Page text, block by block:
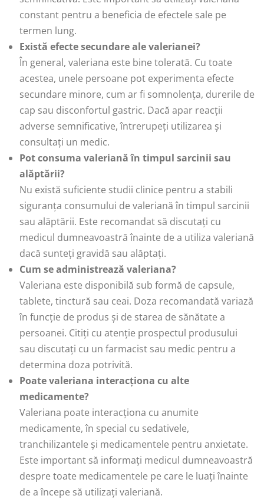
constant pentru a beneficia de efectele sale pe
termen lung.
Există efecte secundare ale valerianei?
În general, valeriana este bine tolerată. Cu toate
acestea, unele persoane pot experimenta efecte
secundare minore, cum ar fi somnolența, durerile de
cap sau disconfortul gastric. Dacă apar reacții
adverse semnificative, întrerupeți utilizarea și
consultați un medic.
Pot consuma valeriană în timpul sarcinii sau
alăptării?
Nu există suficiente studii clinice pentru a stabili
siguranța consumului de valeriană în timpul sarcinii
sau alăptării. Este recomandat să discutați cu
medicul dumneavoastră înainte de a utiliza valeriană
dacă sunteți gravidă sau alăptați.
Cum se administrează valeriana?
Valeriana este disponibilă sub formă de capsule,
tablete, tinctură sau ceai. Doza recomandată variază
în funcție de produs și de starea de sănătate a
persoanei. Citiți cu atenție prospectul produsului
sau discutați cu un farmacist sau medic pentru a
determina doza potrivită.
Poate valeriana interacționa cu alte
medicamente?
Valeriana poate interacționa cu anumite
medicamente, în special cu sedativele,
tranchilizantele și medicamentele pentru anxietate.
Este important să informați medicul dumneavoastră
despre toate medicamentele pe care le luați înainte
de a începe să utilizați valeriană.